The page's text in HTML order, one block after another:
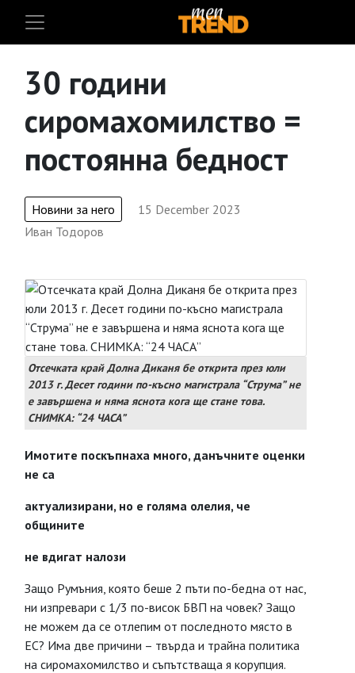
30 години
сиромахомилство =
постоянна бедност
Новини за него
15 December 2023
Иван Тодоров
Отсечката край Долна Диканя бе открита през юли
2013 г. Десет години по-късно магистрала “Струма” не
е завършена и няма яснота кога ще стане това.
СНИМКА: “24 ЧАСА”
Имотите поскъпнаха много, данъчните оценки
не са
актуализирани, но е голяма олелия, че
общините
не вдигат налози
Защо Румъния, която беше 2 пъти по-бедна от нас,
ни изпревари с 1/3 по-висок БВП на човек? Защо
не можем да се отлепим от последното място в
ЕС? Има две причини – твърда и трайна политика
на сиромахомилство и съпътстваща я корупция.